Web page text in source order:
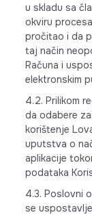
u skladu sa
okviru
pročitao i da
taj način
Računa i
elektronskim
4.2. Prilikom
da odabere
korištenje
uputstva o
aplikacije
podataka
4.3. Poslovni
se